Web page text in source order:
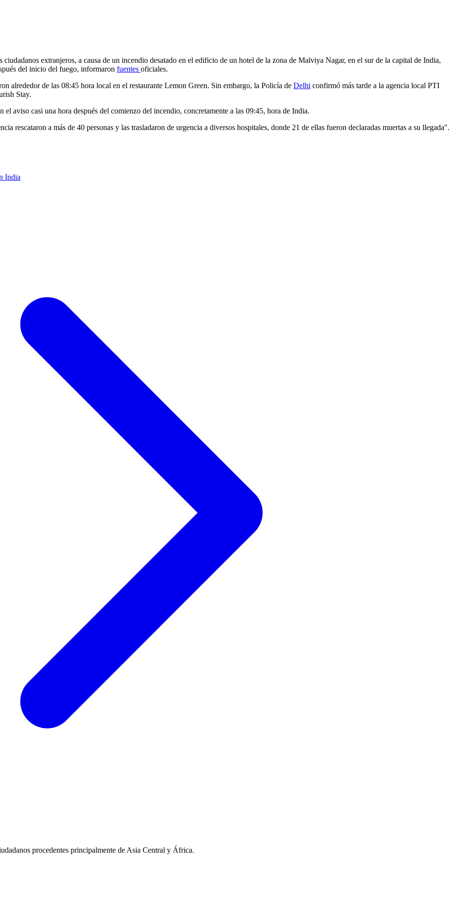
extranjeros, a causa de un incendio desatado en el edificio de un hotel de la zona de Malviya Nagar, en el sur de la capital de India,
del inicio del fuego, informaron fuentes oficiales.
alrededor de las 08:45 hora local en el restaurante Lemon Green. Sin embargo, la Policía de Delhi confirmó más tarde a la agencia local PTI
Stay.
el aviso casi una hora después del comienzo del incendio, concretamente a las 09:45, hora de India.
rescataron a más de 40 personas y las trasladaron de urgencia a diversos hospitales, donde 21 de ellas fueron declaradas muertas a su llegada".
India
procedentes principalmente de Asia Central y África.